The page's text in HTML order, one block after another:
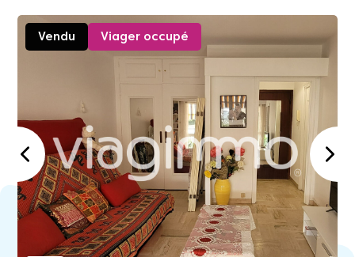
Vendu Viager occupé